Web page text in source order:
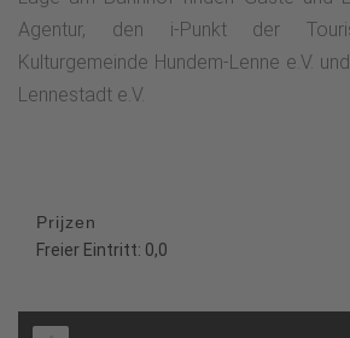
Agentur, den i-Punkt der
Kulturgemeinde Hundem-Lenne e.V.
Lennestadt e.V.
Prijzen
Freier Eintritt: 0,0